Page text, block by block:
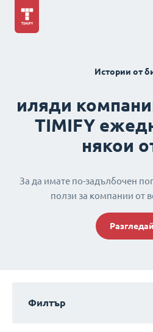
Истории от
иляди
TIMIFY
някои
За да имате по-задълбочен
ползи за компании от
Филтър